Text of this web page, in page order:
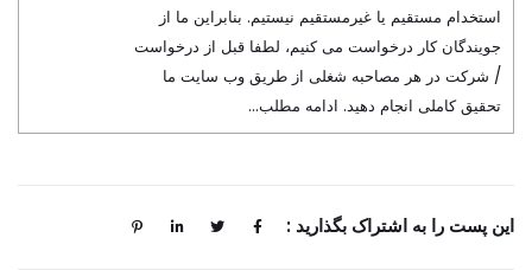
استخدام مستقیم یا غیرمستقیم نیستیم. بنابراین ما از
جویندگان کار درخواست می کنیم، لطفا قبل از درخواست
/ شرکت در هر مصاحبه شغلی از طریق وب سایت ما
تحقیق کاملی انجام دهید. ادامه مطلب…
این پست را به اشتراک بگذارید :